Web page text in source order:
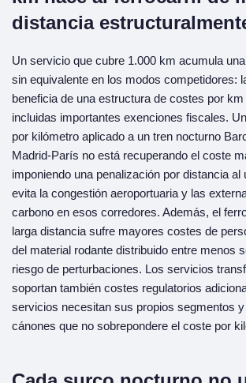
distancia
Un servicio que cubre 1.000 km acumula
sin equivalente en los modos competidores:
beneficia de una estructura de costes por
incluidas importantes exenciones fiscales.
por kilómetro aplicado a un tren nocturno
Madrid-París no está recuperando el coste
imponiendo una penalización por distancia al
evita la congestión aeroportuaria y las
carbono en esos corredores. Además, el
larga distancia sufre mayores costes de
del material rodante distribuido entre menos
riesgo de perturbaciones. Los servicios
soportan también costes regulatorios
servicios necesitan sus propios segmentos
cánones que no sobrepondere el coste por